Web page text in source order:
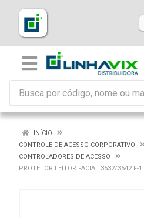
INÍCIO
CONTROLE DE ACESSO CORPORATIVO
CONTROLADORES DE ACESSO
PROTETOR LEITOR FACIAL 3532/3542 F-1